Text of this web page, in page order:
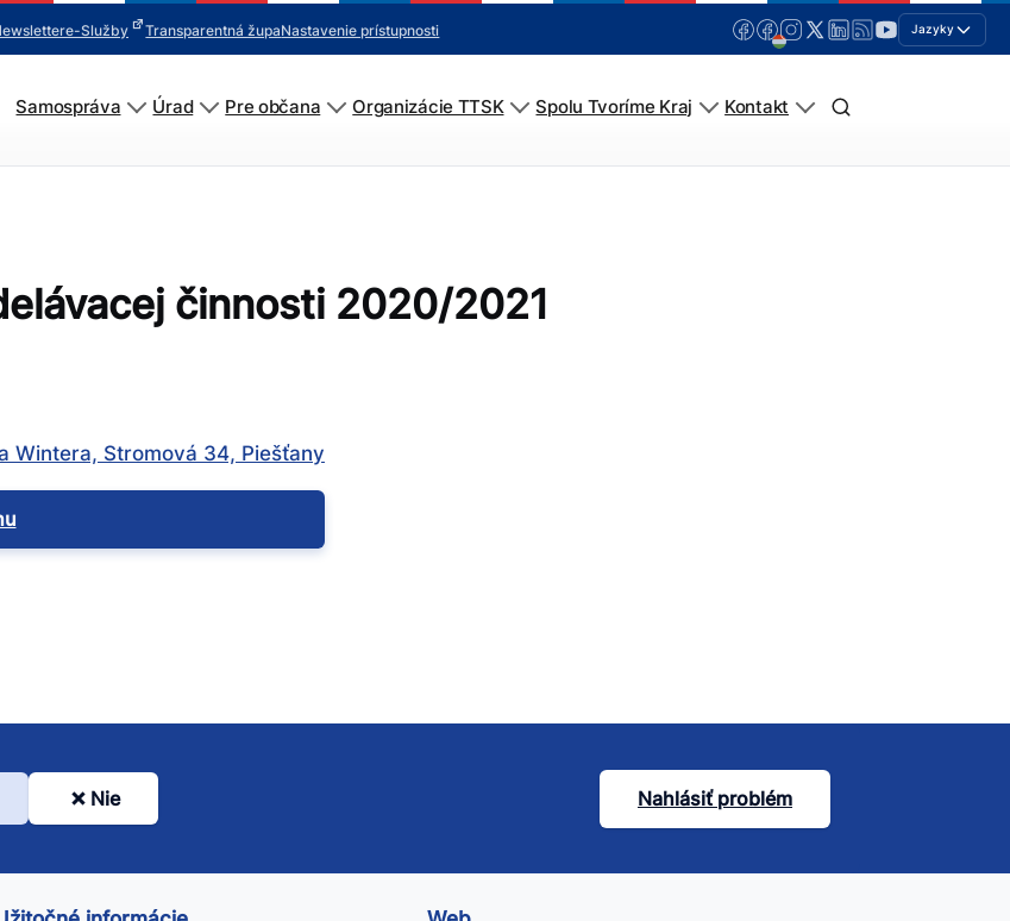
e-Služby Transparentná župaNastavenie prístupnosti Jazyky
Samospráva Úrad Pre občana Organizácie TTSK Spolu Tvoríme Kraj Kontakt
činnosti 2020/2021
Wintera, Stromová 34, Piešťany
Nie Nahlásiť problém